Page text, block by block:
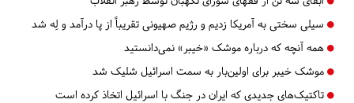
سیلی سختی به آمریکا زدیم و رژیم صهیونی تقریباً از پا درآمد و لِه شد
همه آنچه که درباره موشک «خیبر» نمی‌دانستید
موشک خیبر برای اولین‌بار به سمت اسرائیل شلیک شد
تاکتیک‌های جدیدی که ایران در جنگ با اسرائیل اتخاذ کرده است